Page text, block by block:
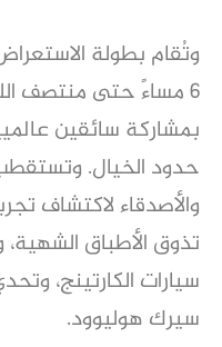
وتُقام بطولة
بمشاركة سائقين
حدود الخيال. وتستقطب
والأصدقاء لاكتشاف
تذوق الأطباق
سيارات الكارتينج،
سيرك هوليوود.